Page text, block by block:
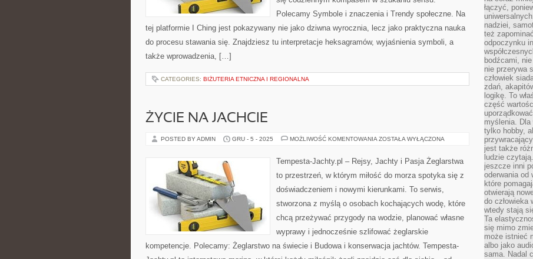
Polecamy Symbole i znaczenia i Trendy społeczne. Na
tej platformie I Ching jest pokazywany nie jako dziwna wyrocznia, lecz jako praktyczna nauka
do procesu stawania się. Znajdziesz tu interpretacje heksagramów, wyjaśnienia symboli, a
także wprowadzenia, […]
CATEGORIES: BIŻUTERIA ETNICZNA I REGIONALNA
ŻYCIE NA JACHCIE
POSTED BY ADMIN GRU - 5 - 2025 MOŻLIWOŚĆ KOMENTOWANIA ŻYCIE
ZOSTAŁA WYŁĄCZONA
Tempesta-Jachty.pl – Rejsy, Jachty i Pasja Żeglarstwa
to przestrzeń, w którym miłość do morza spotyka się z
doświadczeniem i nowymi kierunkami. To serwis,
stworzona z myślą o osobach kochających wodę, które
chcą przeżywać przygody na wodzie, planować własne
wyprawy i jednocześnie szlifować żeglarskie
kompetencje. Polecamy: Żeglarstwo na świecie i Budowa i konserwacja jachtów. Tempesta-
łączyć,
nadziei,
też
odpoczynku
bodźcami,
nie przerywa
człowiek
zdań,
logikę. To
część
myślenia.
tylko hobby,
jest także
ludzie
jeszcze inni
oderwania od
które
otwierają
do człowieka
wtedy stają
Ta
się mimo
może istnieć
albo jako
sama. Nadal